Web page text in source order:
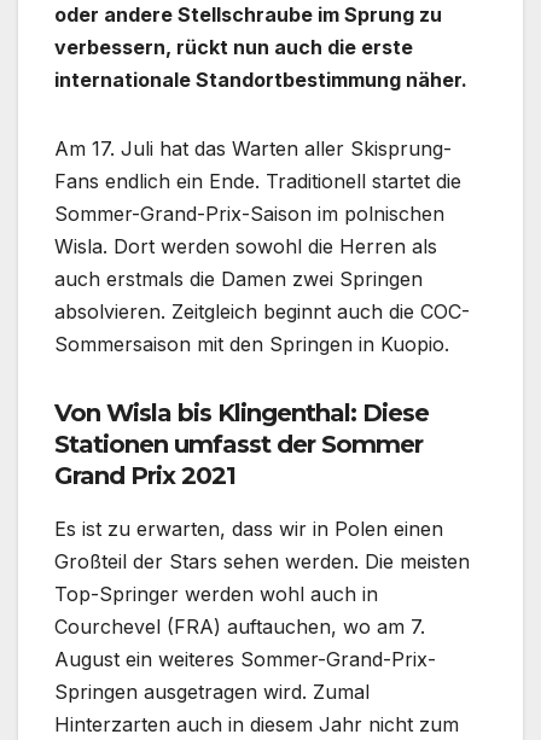
oder andere Stellschraube im Sprung zu
verbessern, rückt nun auch die erste
internationale Standortbestimmung näher.
Am 17. Juli hat das Warten aller Skisprung-
Fans endlich ein Ende. Traditionell startet die
Sommer-Grand-Prix-Saison im polnischen
Wisla. Dort werden sowohl die Herren als
auch erstmals die Damen zwei Springen
absolvieren. Zeitgleich beginnt auch die COC-
Sommersaison mit den Springen in Kuopio.
Von Wisla bis Klingenthal: Diese
Stationen umfasst der Sommer
Grand Prix 2021
Es ist zu erwarten, dass wir in Polen einen
Großteil der Stars sehen werden. Die meisten
Top-Springer werden wohl auch in
Courchevel (FRA) auftauchen, wo am 7.
August ein weiteres Sommer-Grand-Prix-
Springen ausgetragen wird. Zumal
Hinterzarten auch in diesem Jahr nicht zum